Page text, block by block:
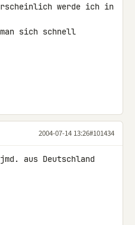
werde ich in
sich schnell
2004-07-14 13:26#101434
aus Deutschland